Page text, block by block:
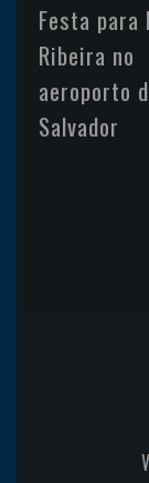
Festa para
Ribeira no
aeroporto
Salvador